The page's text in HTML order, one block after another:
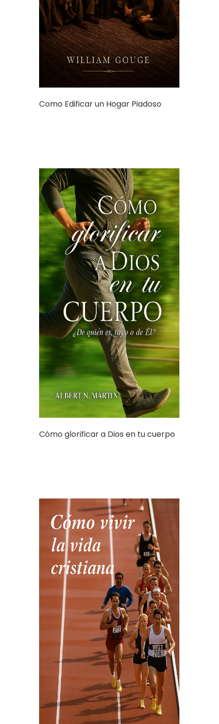
Como Edificar un Hogar Piadoso
Cómo glorificar a Dios en tu cuerpo